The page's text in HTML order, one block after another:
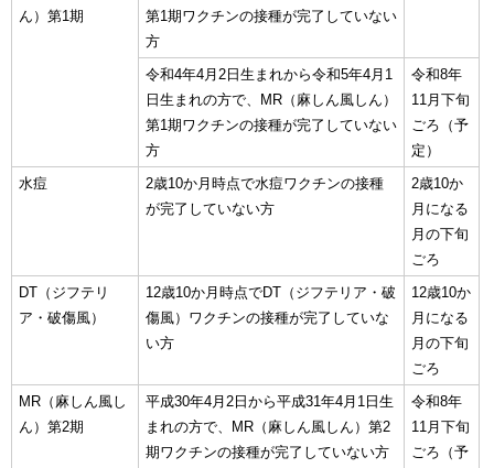
ん）第1期
第1期ワクチンの接種が完了していない
方
令和4年4月2日生まれから令和5年4月1
日生まれの方で、MR（麻しん風しん）
第1期ワクチンの接種が完了していない
方
令和8年
11月下旬
ごろ（予
定）
水痘
2歳10か月時点で水痘ワクチンの接種
が完了していない方
2歳10か
月になる
月の下旬
ごろ
DT（ジフテリ
ア・破傷風）
12歳10か月時点でDT（ジフテリア・破
傷風）ワクチンの接種が完了していな
い方
12歳10か
月になる
月の下旬
ごろ
MR（麻しん風し
ん）第2期
平成30年4月2日から平成31年4月1日生
まれの方で、MR（麻しん風しん）第2
期ワクチンの接種が完了していない方
令和8年
11月下旬
ごろ（予